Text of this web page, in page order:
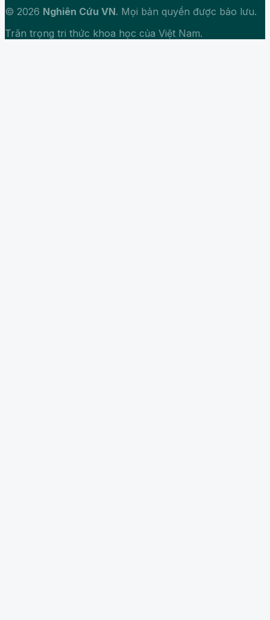
© 2026 Nghiên Cứu VN. Mọi bản quyền được bảo lưu.
Trân trọng tri thức khoa học của Việt Nam.